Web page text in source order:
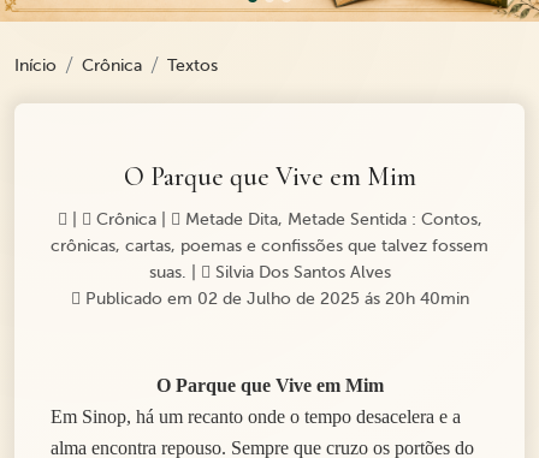
Início Crônica Textos
O Parque que Vive em Mim
Crônica|
Metade Dita, Metade Sentida : Contos,
crônicas, cartas, poemas e confissões que talvez fossem
suas.
Silvia Dos Santos Alves
Publicado em 02 de Julho de 2025 ás 20h 40min
O Parque que Vive em Mim
Em Sinop, há um recanto onde o tempo desacelera e a
alma encontra repouso. Sempre que cruzo os portões do